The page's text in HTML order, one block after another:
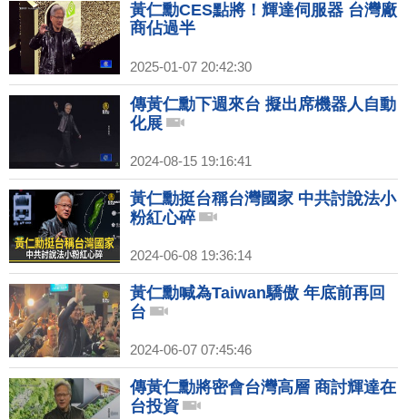
黃仁勳CES點將！輝達伺服器 台灣廠
商佔過半
2025-01-07 20:42:30
傳黃仁勳下週來台 擬出席機器人自動
化展
2024-08-15 19:16:41
黃仁勳挺台稱台灣國家 中共討說法小
粉紅心碎
2024-06-08 19:36:14
黃仁勳喊為Taiwan驕傲 年底前再回
台
2024-06-07 07:45:46
傳黃仁勳將密會台灣高層 商討輝達在
台投資